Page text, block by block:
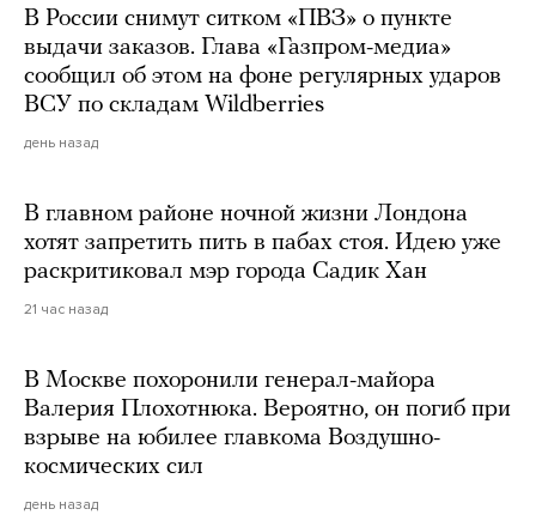
В России снимут ситком «ПВЗ» о пункте
выдачи заказов. Глава «Газпром-медиа»
сообщил об этом на фоне регулярных ударов
ВСУ по складам Wildberries
день назад
В главном районе ночной жизни Лондона
хотят запретить пить в пабах стоя. Идею уже
раскритиковал мэр города Садик Хан
21 час назад
В Москве похоронили генерал-майора
Валерия Плохотнюка. Вероятно, он погиб при
взрыве на юбилее главкома Воздушно-
космических сил
день назад